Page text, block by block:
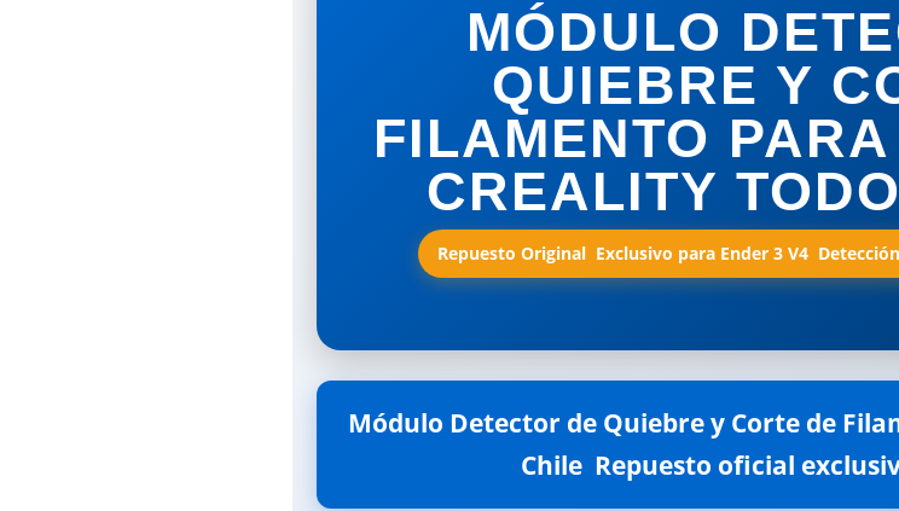
MÓDULO
QUIEBRE Y
FILAMENTO
CREALITY
Repuesto Original  Exclusivo para Ender 3 V4 
Módulo Detector de Quiebre y Corte de
Chile  Repuesto oficial